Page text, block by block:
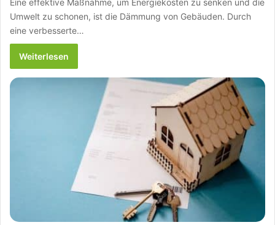
Eine effektive Maßnahme, um Energiekosten zu senken und die
Umwelt zu schonen, ist die Dämmung von Gebäuden. Durch
eine verbesserte…
Weiterlesen